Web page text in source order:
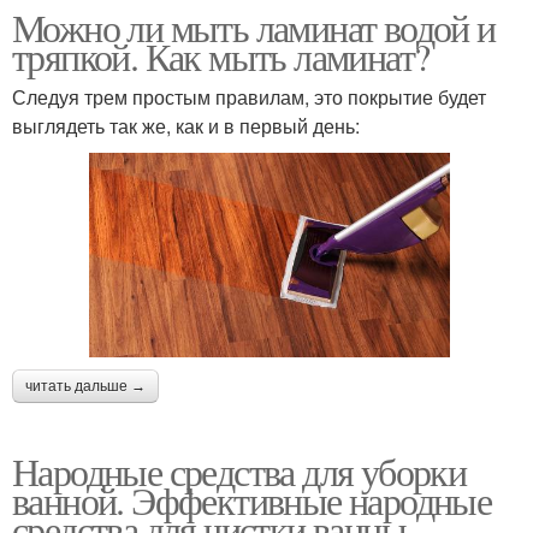
Можно ли мыть ламинат водой и
тряпкой. Как мыть ламинат?
Следуя трем простым правилам, это покрытие будет
выглядеть так же, как и в первый день:
читать дальше →
Народные средства для уборки
ванной. Эффективные народные